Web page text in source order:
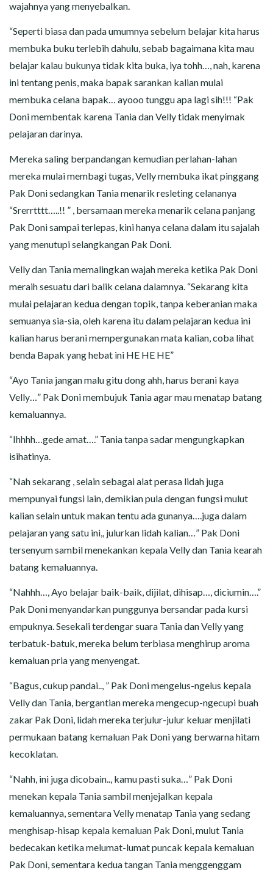
wajahnya yang menyebalkan.
“Seperti biasa dan pada umumnya sebelum belajar kita harus
membuka buku terlebih dahulu, sebab bagaimana kita mau
belajar kalau bukunya tidak kita buka, iya tohh…, nah, karena
ini tentang penis, maka bapak sarankan kalian mulai
membuka celana bapak… ayooo tunggu apa lagi sih!!! “Pak
Doni membentak karena Tania dan Velly tidak menyimak
pelajaran darinya.
Mereka saling berpandangan kemudian perlahan-lahan
mereka mulai membagi tugas, Velly membuka ikat pinggang
Pak Doni sedangkan Tania menarik resleting celananya
“Srerrtttt…..!! ” , bersamaan mereka menarik celana panjang
Pak Doni sampai terlepas, kini hanya celana dalam itu sajalah
yang menutupi selangkangan Pak Doni.
Velly dan Tania memalingkan wajah mereka ketika Pak Doni
meraih sesuatu dari balik celana dalamnya. “Sekarang kita
mulai pelajaran kedua dengan topik, tanpa keberanian maka
semuanya sia-sia, oleh karena itu dalam pelajaran kedua ini
kalian harus berani mempergunakan mata kalian, coba lihat
benda Bapak yang hebat ini HE HE HE”
“Ayo Tania jangan malu gitu dong ahh, harus berani kaya
Velly…” Pak Doni membujuk Tania agar mau menatap batang
kemaluannya.
“Ihhhh…gede amat….” Tania tanpa sadar mengungkapkan
isihatinya.
“Nah sekarang , selain sebagai alat perasa lidah juga
mempunyai fungsi lain, demikian pula dengan fungsi mulut
kalian selain untuk makan tentu ada gunanya….juga dalam
pelajaran yang satu ini,, julurkan lidah kalian…” Pak Doni
tersenyum sambil menekankan kepala Velly dan Tania kearah
batang kemaluannya.
“Nahhh…, Ayo belajar baik-baik, dijilat, dihisap…, diciumin….”
Pak Doni menyandarkan punggunya bersandar pada kursi
empuknya. Sesekali terdengar suara Tania dan Velly yang
terbatuk-batuk, mereka belum terbiasa menghirup aroma
kemaluan pria yang menyengat.
“Bagus, cukup pandai.., ” Pak Doni mengelus-ngelus kepala
Velly dan Tania, bergantian mereka mengecup-ngecupi buah
zakar Pak Doni, lidah mereka terjulur-julur keluar menjilati
permukaan batang kemaluan Pak Doni yang berwarna hitam
kecoklatan.
“Nahh, ini juga dicobain.., kamu pasti suka…” Pak Doni
menekan kepala Tania sambil menjejalkan kepala
kemaluannya, sementara Velly menatap Tania yang sedang
menghisap-hisap kepala kemaluan Pak Doni, mulut Tania
bedecakan ketika melumat-lumat puncak kepala kemaluan
Pak Doni, sementara kedua tangan Tania menggenggam